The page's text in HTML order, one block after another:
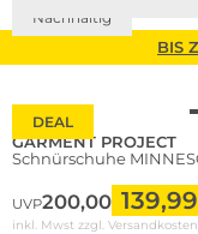
BIS
DEAL
Nachhaltig
GARMENT PROJECT
Schnürschuhe
UVP200,00 139,99
inkl. Mwst zzgl. Versandkosten